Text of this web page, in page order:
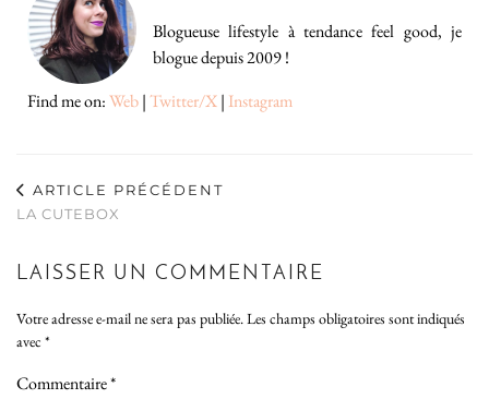
Blogueuse lifestyle à tendance feel good, je
blogue depuis 2009 !
Find me on:Web|Twitter/X| Instagram
ARTICLE PRÉCÉDENT
LA CUTEBOX
LAISSER UN COMMENTAIRE
Votre adresse e-mail ne sera pas publiée.Les champs obligatoires sont indiqués
avec *
Commentaire*